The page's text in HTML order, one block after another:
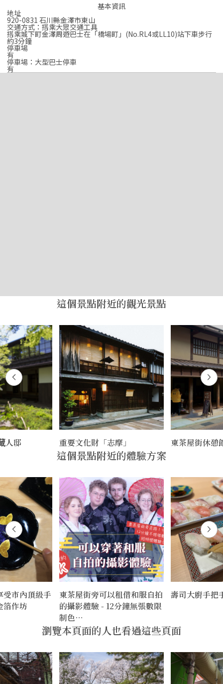
基本資訊
地址
920-0831 石川縣金澤市東山
交通方式：搭乘大眾交通工具
搭乘城下町金澤周遊巴士在「橋場町」(No.RL4或LL10)站下車步行
約3分鐘
停車場
有
停車場：大型巴士停車
有
這個景點附近的觀光景點
人邸 重要文化財「志摩」 東茶屋街休憩
這個景點附近的體驗方案
受市內頂級手
箔作坊
東茶屋街旁可以租借和服自拍
的攝影體驗 - 12分鐘無張數限
制色…
壽司大廚手把
瀏覽本頁面的人也看過這些頁面